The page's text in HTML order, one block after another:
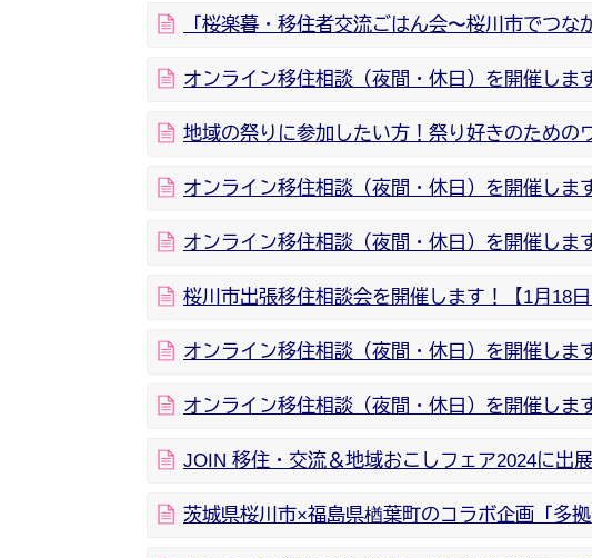
「桜楽暮・移住者交流ごはん会〜桜川市でつ
オンライン移住相談（夜間・休日）を開催しま
地域の祭りに参加したい方！祭り好きのための
オンライン移住相談（夜間・休日）を開催しま
オンライン移住相談（夜間・休日）を開催しま
桜川市出張移住相談会を開催します！【1月18日
オンライン移住相談（夜間・休日）を開催しま
オンライン移住相談（夜間・休日）を開催しま
JOIN 移住・交流＆地域おこしフェア2024に出展
茨城県桜川市×福島県楢葉町のコラボ企画「多